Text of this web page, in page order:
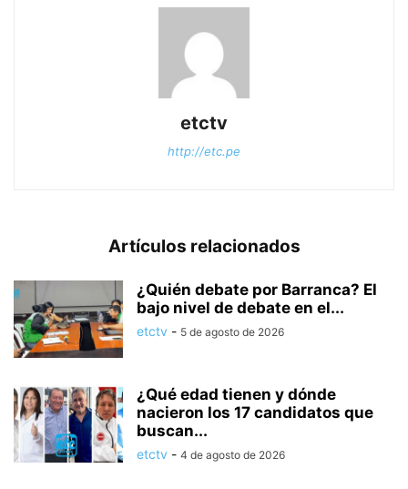
etctv
http://etc.pe
Artículos relacionados
¿Quién debate por Barranca? El
bajo nivel de debate en el...
etctv - 5 de agosto de 2026
¿Qué edad tienen y dónde
nacieron los 17 candidatos que
buscan...
etctv - 4 de agosto de 2026